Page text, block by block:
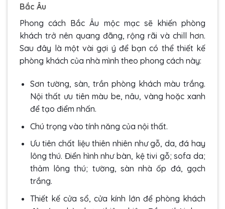
Bắc Âu
Phong cách Bắc Âu mộc mạc sẽ khiến phòng
khách trở nên quang đãng, rộng rãi và chill hơn.
Sau đây là một vài gợi ý để bạn có thể thiết kế
phòng khách của nhà mình theo phong cách này:
Sơn tường, sàn, trần phòng khách màu trắng.
Nội thất ưu tiên màu be, nâu, vàng hoặc xanh
để tạo điểm nhấn.
Chú trọng vào tính năng của nội thất.
Ưu tiên chất liệu thiên nhiên như gỗ, da, đá hay
lông thú. Điển hình như bàn, kệ tivi gỗ; sofa da;
thảm lông thú; tường, sàn nhà ốp đá, gạch
trắng.
Thiết kế cửa sổ, cửa kính lớn để phòng khách